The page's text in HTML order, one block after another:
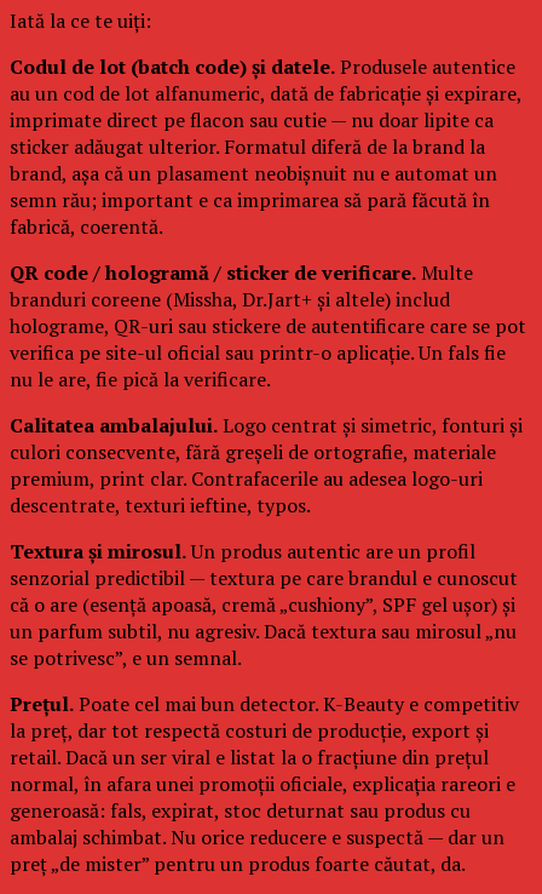
Iată la ce te uiți:
Codul de lot (batch code) și datele.Produsele autentice
au un cod de lot alfanumeric, dată de fabricație și expirare,
imprimate direct pe flacon sau cutie — nu doar lipite ca
sticker adăugat ulterior. Formatul diferă de la brand la
brand, așa că un plasament neobișnuit nu e automat un
semn rău; important e ca imprimarea să pară făcută în
fabrică, coerentă.
QR code / hologramă / sticker de verificare.Multe
branduri coreene (Missha, Dr.Jart+ și altele) includ
holograme, QR-uri sau stickere de autentificare care se pot
verifica pe site-ul oficial sau printr-o aplicație. Un fals fie
nu le are, fie pică la verificare.
Calitatea ambalajului.Logo centrat și simetric, fonturi și
culori consecvente, fără greșeli de ortografie, materiale
premium, print clar. Contrafacerile au adesea logo-uri
descentrate, texturi ieftine, typos.
Textura și mirosul.Un produs autentic are un profil
senzorial predictibil — textura pe care brandul e cunoscut
că o are (esență apoasă, cremă „cushiony”, SPF gel ușor) și
un parfum subtil, nu agresiv. Dacă textura sau mirosul „nu
se potrivesc”, e un semnal.
Prețul.Poate cel mai bun detector. K-Beauty e competitiv
la preț, dar tot respectă costuri de producție, export și
retail. Dacă un ser viral e listat la o fracțiune din prețul
normal, în afara unei promoții oficiale, explicația rareori e
generoasă: fals, expirat, stoc deturnat sau produs cu
ambalaj schimbat. Nu orice reducere e suspectă — dar un
preț „de mister” pentru un produs foarte căutat, da.